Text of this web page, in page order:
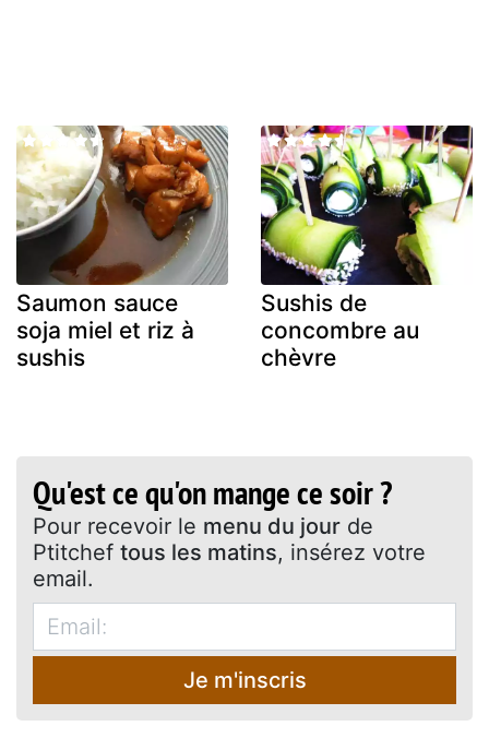
Saumon sauce
soja miel et riz à
sushis
Sushis de
concombre au
chèvre
Qu'est ce qu'on mange ce soir ?
Pour recevoir le menu du jour de
Ptitchef tous les matins, insérez votre
email.
Je m'inscris